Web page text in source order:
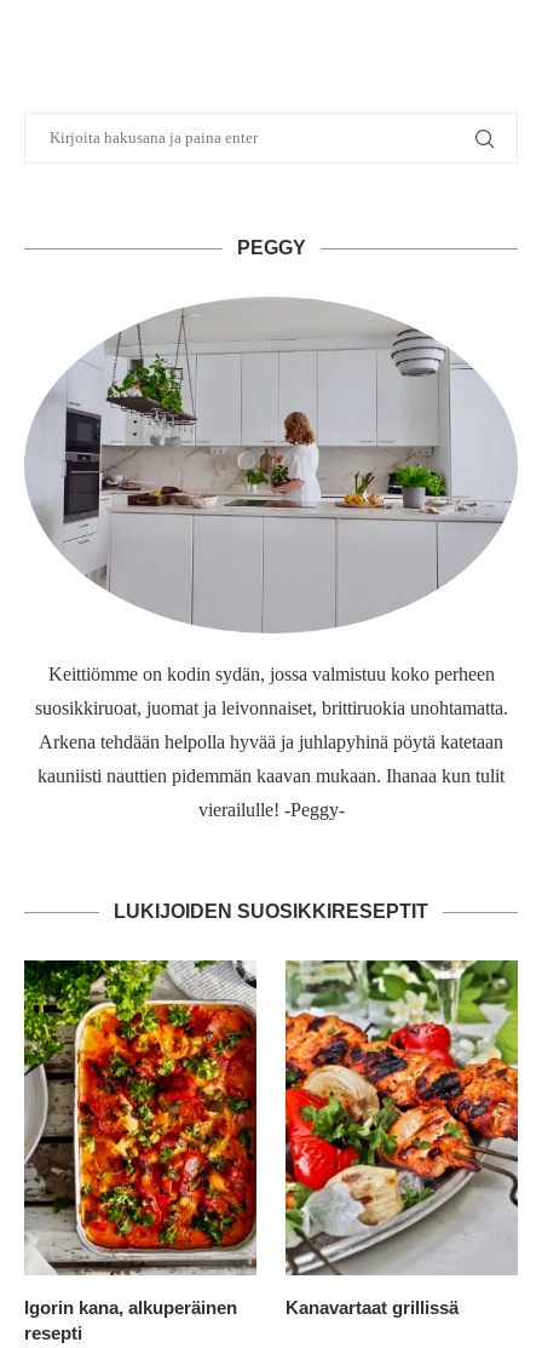
PEGGY
Keittiömme on kodin sydän, jossa valmistuu koko perheen
suosikkiruoat, juomat ja leivonnaiset, brittiruokia unohtamatta.
Arkena tehdään helpolla hyvää ja juhlapyhinä pöytä katetaan
kauniisti nauttien pidemmän kaavan mukaan. Ihanaa kun tulit
vierailulle! -Peggy-
LUKIJOIDEN SUOSIKKIRESEPTIT
Igorin kana, alkuperäinen
resepti
Kanavartaat grillissä